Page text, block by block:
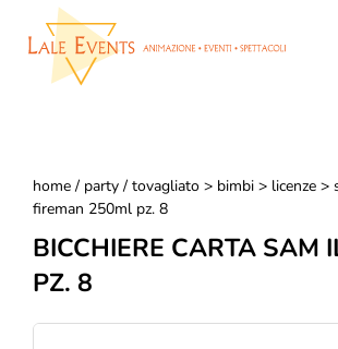
home / party / tovagliato > bimbi > licenze >
fireman 250ml pz. 8
BICCHIERE CARTA SAM
PZ. 8